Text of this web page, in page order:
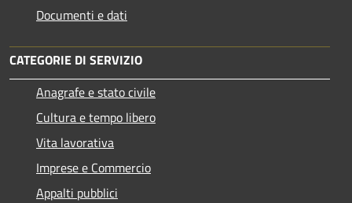
Documenti e dati
CATEGORIE DI SERVIZIO
Anagrafe e stato civile
Cultura e tempo libero
Vita lavorativa
Imprese e Commercio
Appalti pubblici